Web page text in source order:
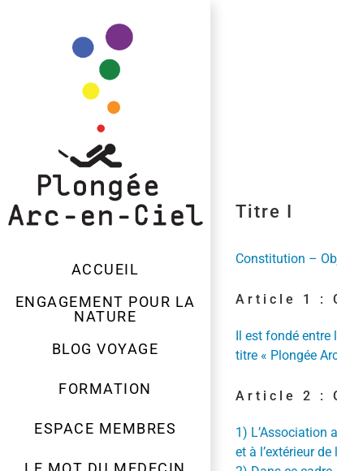
ACCUEIL
ENGAGEMENT POUR LA
NATURE
BLOG VOYAGE
FORMATION
ESPACE MEMBRES
Titre I
Constitution –
Article 1 :
Il est fondé entre
titre « Plongée
Article 2 :
1) L’Association
et à l’extérieur de